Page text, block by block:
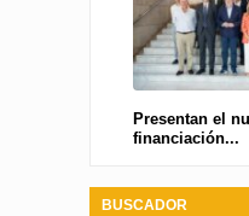
Presentan el
financiación...
BUSCADOR